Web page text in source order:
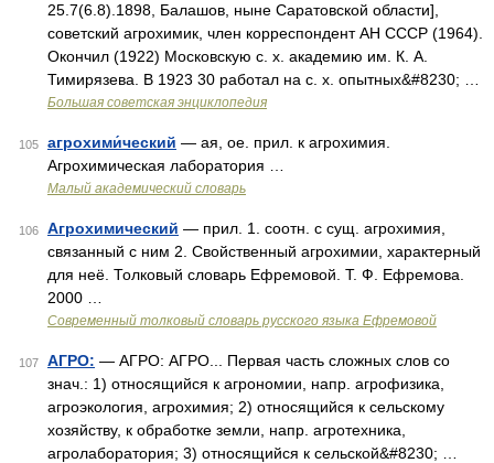
25.7(6.8).1898, Балашов, ныне Саратовской области],
советский агрохимик, член корреспондент АН СССР (1964).
Окончил (1922) Московскую с. х. академию им. К. А.
Тимирязева. В 1923 30 работал на с. х. опытных&#8230; …
Большая советская энциклопедия
105 агрохими́ческий — ая, ое. прил. к агрохимия.
Агрохимическая лаборатория …
Малый академический словарь
106 Агрохимический — прил. 1. соотн. с сущ. агрохимия,
связанный с ним 2. Свойственный агрохимии, характерный
для неё. Толковый словарь Ефремовой. Т. Ф. Ефремова.
2000 …
Современный толковый словарь русского языка Ефремовой
107 АГРО: — АГРО: АГРО... Первая часть сложных слов со
знач.: 1) относящийся к агрономии, напр. агрофизика,
агроэкология, агрохимия; 2) относящийся к сельскому
хозяйству, к обработке земли, напр. агротехника,
агролаборатория; 3) относящийся к сельской&#8230; …